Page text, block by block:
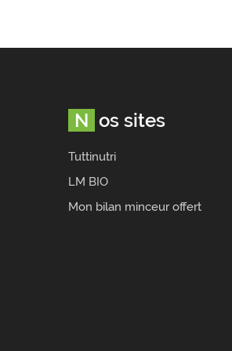
Nos sites
Tuttinutri
LM BIO
Mon bilan minceur offert